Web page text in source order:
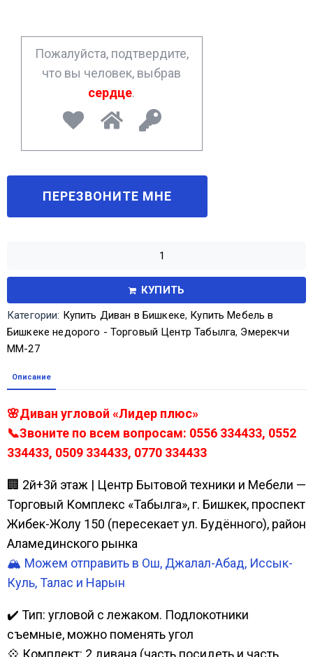
*
Пожалуйста, подтвердите,
что вы человек, выбрав
сердце.
КУПИТЬ
Категории: Купить Диван в Бишкеке, Купить Мебель в
Бишкеке недорого - Торговый Центр Табылга, Эмерекчи
ММ-27
Описание
🌸Диван угловой «Лидер плюс»
📞Звоните по всем вопросам: 0556 334433, 0552
334433, 0509 334433, 0770 334433
🏢 2й+3й этаж | Центр Бытовой техники и Мебели —
Торговый Комплекс «Табылга», г. Бишкек, проспект
Жибек-Жолу 150 (пересекает ул. Будённого), район
Аламединского рынка
🏔️ Можем отправить в Ош, Джалал-Абад, Иссык-
Куль, Талас и Нарын
✔️ Тип: угловой с лежаком. Подлокотники
съемные, можно поменять угол
💠 Комплект: 2 дивана (часть посидеть и часть